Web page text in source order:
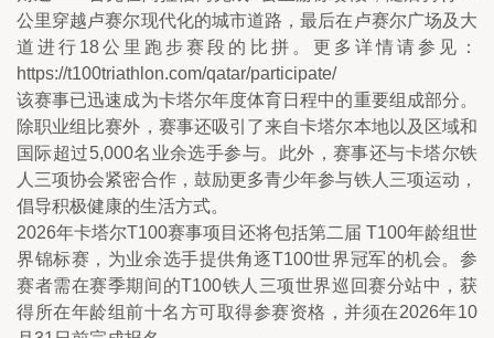
公里穿越卢赛尔现代化的城市道路，最后在卢赛尔广场及大
道进行18公里跑步赛段的比拼。更多详情请参见：
https://t100triathlon.com/qatar/participate/
该赛事已迅速成为卡塔尔年度体育日程中的重要组成部分。
除职业组比赛外，赛事还吸引了来自卡塔尔本地以及区域和
国际超过5,000名业余选手参与。此外，赛事还与卡塔尔铁
人三项协会紧密合作，鼓励更多青少年参与铁人三项运动，
倡导积极健康的生活方式。
2026年卡塔尔T100赛事项目还将包括第二届 T100年龄组世
界锦标赛，为业余选手提供角逐T100世界冠军的机会。参
赛者需在赛季期间的T100铁人三项世界巡回赛分站中，获
得所在年龄组前十名方可取得参赛资格，并须在2026年10